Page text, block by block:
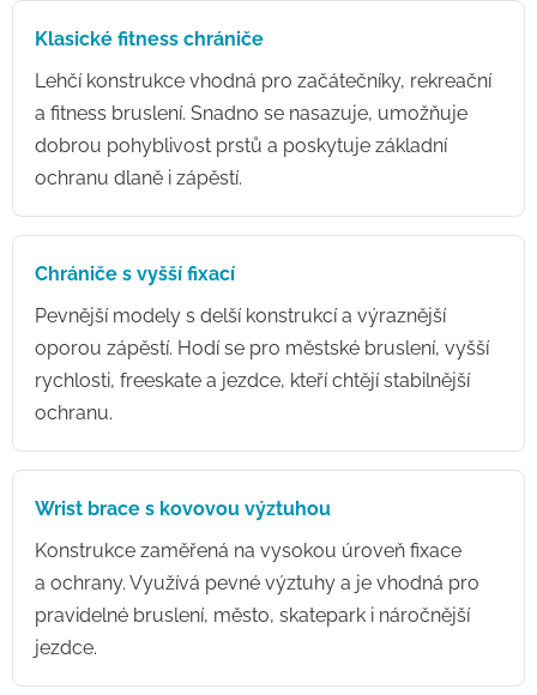
Klasické fitness chrániče
Lehčí konstrukce vhodná pro začátečníky, rekreační
a fitness bruslení. Snadno se nasazuje, umožňuje
dobrou pohyblivost prstů a poskytuje základní
ochranu dlaně i zápěstí.
Chrániče s vyšší fixací
Pevnější modely s delší konstrukcí a výraznější
oporou zápěstí. Hodí se pro městské bruslení, vyšší
rychlosti, freeskate a jezdce, kteří chtějí stabilnější
ochranu.
Wrist brace s kovovou výztuhou
Konstrukce zaměřená na vysokou úroveň fixace
a ochrany. Využívá pevné výztuhy a je vhodná pro
pravidelné bruslení, město, skatepark i náročnější
jezdce.